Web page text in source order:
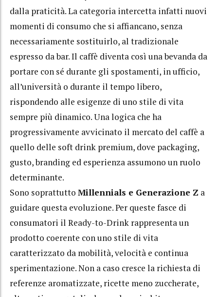
dalla praticità. La categoria intercetta infatti nuovi
momenti di consumo che si affiancano, senza
necessariamente sostituirlo, al tradizionale
espresso da bar. Il caffè diventa così una bevanda da
portare con sé durante gli spostamenti, in ufficio,
all’università o durante il tempo libero,
rispondendo alle esigenze di uno stile di vita
sempre più dinamico. Una logica che ha
progressivamente avvicinato il mercato del caffè a
quello delle soft drink premium, dove packaging,
gusto, branding ed esperienza assumono un ruolo
determinante.
Sono soprattutto Millennials e Generazione Z a
guidare questa evoluzione. Per queste fasce di
consumatori il Ready-to-Drink rappresenta un
prodotto coerente con uno stile di vita
caratterizzato da mobilità, velocità e continua
sperimentazione. Non a caso cresce la richiesta di
referenze aromatizzate, ricette meno zuccherate,